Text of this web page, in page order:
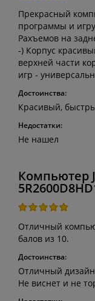
Прекрасный
программы и
Рахъемов на
-) Корпус
верхней части
игр -
Достоинства:
Красивый,
Недостатки:
Не нашел
Компьютер
Отличный
балов из 10.
Достоинства:
Отличный
Не виснет и не